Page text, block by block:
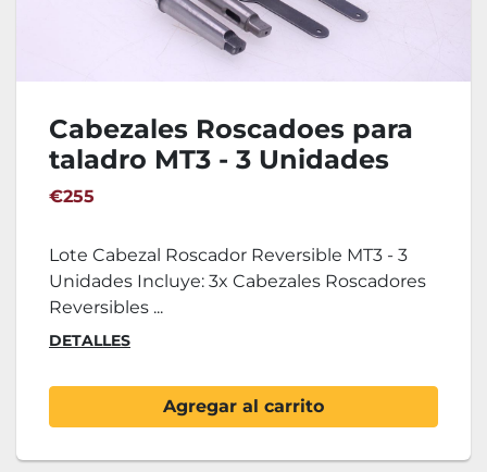
Cabezales Roscadoes para
taladro MT3 - 3 Unidades
€255
Lote Cabezal Roscador Reversible MT3 - 3
Unidades Incluye: 3x Cabezales Roscadores
Reversibles ...
DETALLES
Agregar al carrito